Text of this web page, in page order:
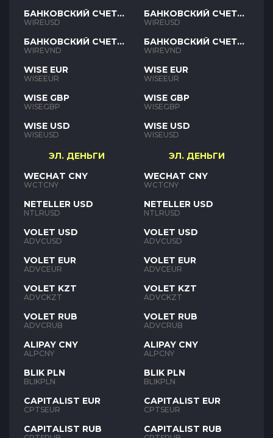
БАНКОВСКИЙ СЧЕТ
USD
WIREUSD
БАНКОВСКИЙ СЧЕТ
VND
WIREVND
WISE EUR
WISEEUR
WISE GBP
WISEGBP
WISE USD
WISEUSD
ЭЛ. ДЕНЬГИ
WECHAT CNY
WCTCNY
NETELLER USD
NTLRUSD
VOLET USD
ADVCUSD
VOLET EUR
ADVCEUR
VOLET KZT
ADVCKZT
VOLET RUB
ADVCRUB
ALIPAY CNY
ALPCNY
BLIK PLN
BLIKPLN
CAPITALIST EUR
CPTSEUR
CAPITALIST RUB
БАНКОВСКИЙ СЧЕТ
USD
WIREUSD
БАНКОВСКИЙ СЧЕТ
VND
WIREVND
WISE EUR
WISEEUR
WISE GBP
WISEGBP
WISE USD
WISEUSD
ЭЛ. ДЕНЬГИ
WECHAT CNY
WCTCNY
NETELLER USD
NTLRUSD
VOLET USD
ADVCUSD
VOLET EUR
ADVCEUR
VOLET KZT
ADVCKZT
VOLET RUB
ADVCRUB
ALIPAY CNY
ALPCNY
BLIK PLN
BLIKPLN
CAPITALIST EUR
CPTSEUR
CAPITALIST RUB